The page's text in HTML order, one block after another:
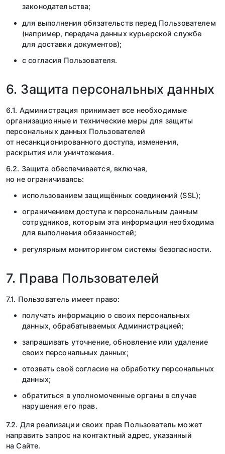
законодательства;
для выполнения обязательств перед Пользователем
(например, передача данных курьерской службе
для доставки документов);
с согласия Пользователя.
6. Защита персональных данных
6.1. Администрация принимает все необходимые
организационные и технические меры для защиты
персональных данных Пользователей
от несанкционированного доступа, изменения,
раскрытия или уничтожения.
6.2. Защита обеспечивается, включая,
но не ограничиваясь:
использованием защищённых соединений (SSL);
ограничением доступа к персональным данным
сотрудников, которым эта информация необходима
для выполнения обязанностей;
регулярным мониторингом системы безопасности.
7. Права Пользователей
7.1. Пользователь имеет право:
получать информацию о своих персональных
данных, обрабатываемых Администрацией;
запрашивать уточнение, обновление или удаление
своих персональных данных;
отозвать своё согласие на обработку персональных
данных;
обратиться в уполномоченные органы в случае
нарушения его прав.
7.2. Для реализации своих прав Пользователь может
направить запрос на контактный адрес, указанный
на Сайте.